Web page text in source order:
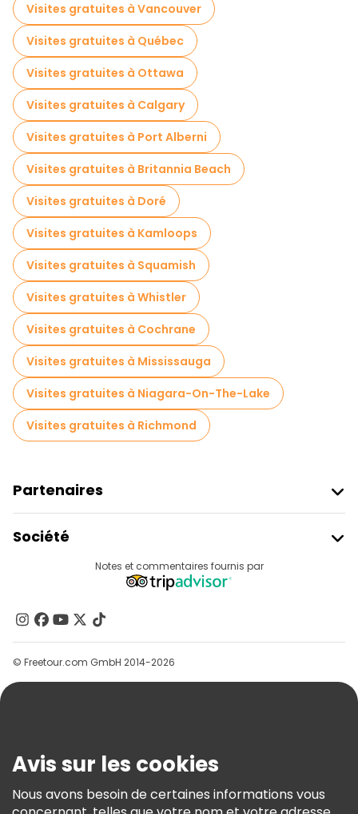
Visites gratuites à Vancouver
Visites gratuites à Québec
Visites gratuites à Ottawa
Visites gratuites à Calgary
Visites gratuites à Port Alberni
Visites gratuites à Britannia Beach
Visites gratuites à Doré
Visites gratuites à Kamloops
Visites gratuites à Squamish
Visites gratuites à Whistler
Visites gratuites à Cochrane
Visites gratuites à Mississauga
Visites gratuites à Niagara-On-The-Lake
Visites gratuites à Richmond
Partenaires
Connexion Du Fournisseur
Programme D’affiliation
Société
Contactez-Nous
Groupes
Aide
Conditions Générales Et Mentions Légales
Politique En Matière De Cookies
Notes et commentaires fournis par
© Freetour.com GmbH 2014-2026
Avis sur les cookies
Nous avons besoin de certaines informations vous